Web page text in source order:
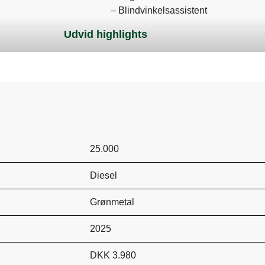
ratstamme
– Blindvinkelsassistent
– Keyless go
– Magic Vision Control (opvarmede
– Og meget meget mere…!
Der tages forbehold for positiv
Udvid highlights
25.000
Diesel
Grønmetal
2025
DKK 3.980